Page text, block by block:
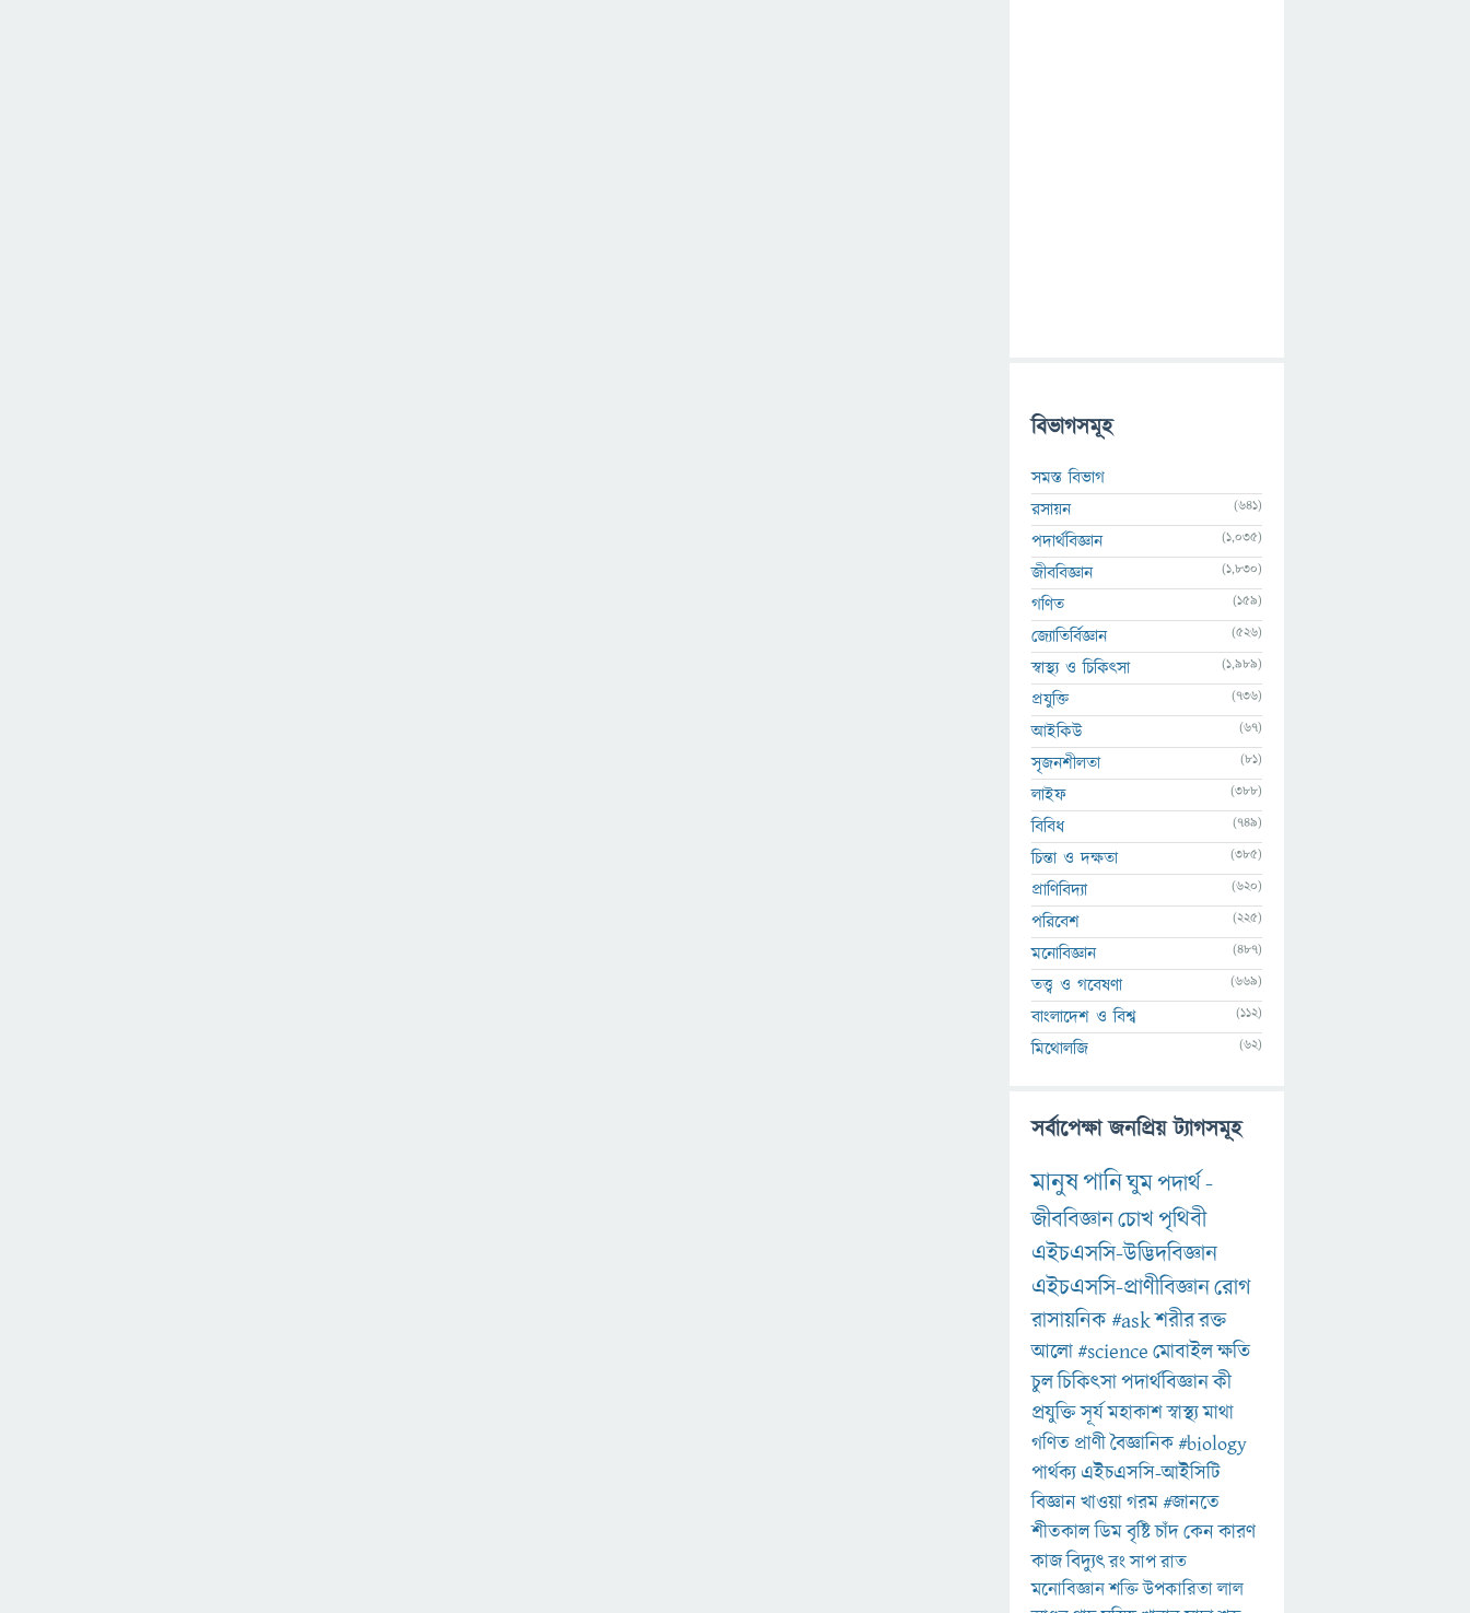
বিভাগসমূহ
সমস্ত বিভাগ
রসায়ন
(641)
পদার্থবিজ্ঞান (1,035)
জীববিজ্ঞান (1,830)
গণিত (159)
জ্যোতির্বিজ্ঞান (526)
স্বাস্থ্য ও চিকিৎসা (1,989)
প্রযুক্তি (736)
আইকিউ (67)
সৃজনশীলতা (81)
লাইফ (388)
বিবিধ (749)
চিন্তা ও দক্ষতা (385)
প্রাণিবিদ্যা (620)
পরিবেশ (225)
মনোবিজ্ঞান (487)
তত্ত্ব ও গবেষণা (669)
বাংলাদেশ ও বিশ্ব (112)
মিথোলজি (62)
সর্বাপেক্ষা জনপ্রিয় ট্যাগসমূহ
মানুষপানিঘুমপদার্থ-
জীববিজ্ঞানচোখপৃথিবী
এইচএসসি-উদ্ভিদবিজ্ঞান
এইচএসসি-প্রাণীবিজ্ঞানরোগ
রাসায়নিক#askশরীররক্ত
আলো#scienceমোবাইলক্ষতি
চুলচিকিৎসাপদার্থবিজ্ঞানকী
প্রযুক্তিসূর্যমহাকাশস্বাস্থ্যমাথা
গণিত প্রাণীবৈজ্ঞানিক#biology
পার্থক্য এইচএসসি-আইসিটি
বিজ্ঞানখাওয়াগরম#জানতে
শীতকালডিমবৃষ্টিচাঁদকেনকারণ
কাজবিদ্যুৎরংসাপরাত
মনোবিজ্ঞানশক্তিউপকারিতালাল